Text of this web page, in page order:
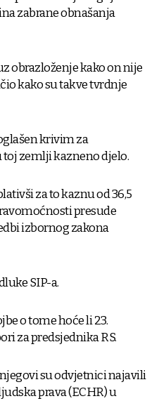
zabrane obnašanja
obrazloženje kako on nije
kako su takve tvrdnje
krivim za
toj zemlji kazneno djelo.
za to kaznu od 36,5
presude
izbornog zakona
SIP-a.
o tome hoće li 23.
za predsjednika RS.
su odvjetnici najavili
prava (ECHR) u